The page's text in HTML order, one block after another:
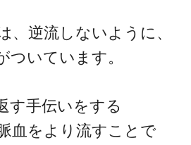
、逆流しないように、
ついています。
す手伝いをする
血をより流すことで